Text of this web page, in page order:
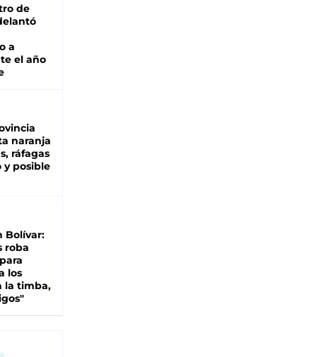
de
a
el año
naranja
ráfagas
y posible
Bolívar:
roba
los
la timba,